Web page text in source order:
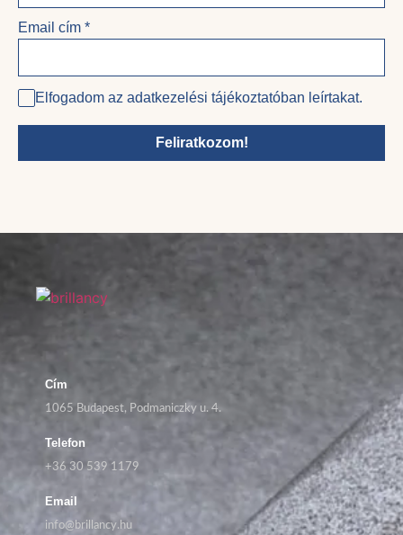
Email cím *
Elfogadom az adatkezelési tájékoztatóban leírtakat.
Feliratkozom!
Cím
1065 Budapest, Podmaniczky u. 4.
Telefon
+36 30 539 1179
Email
info@brillancy.hu